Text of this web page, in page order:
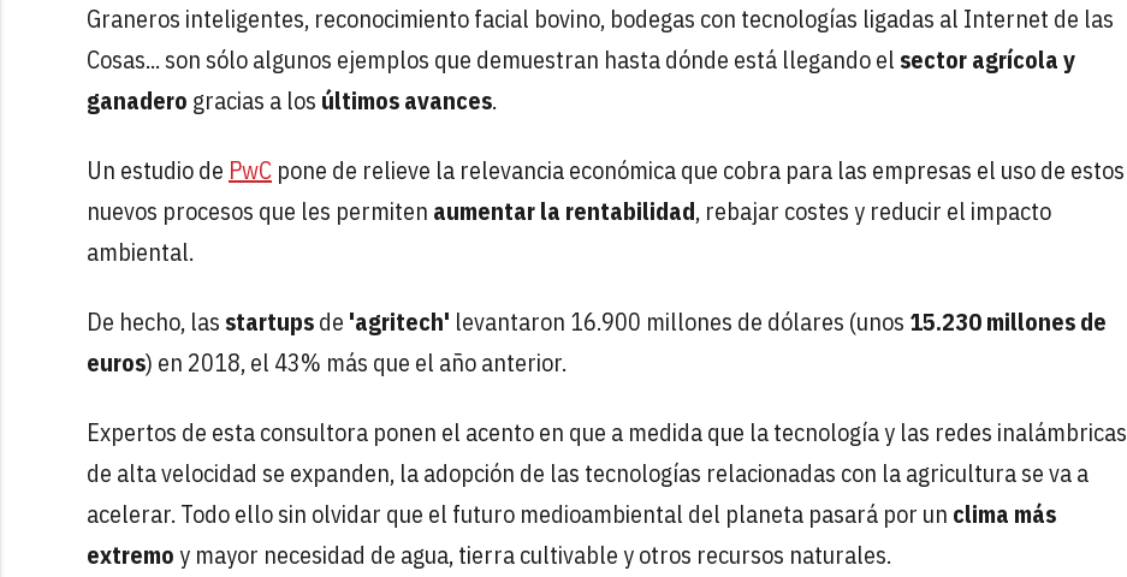
Graneros inteligentes, reconocimiento facial bovino, bodegas con tecnologías ligadas al Internet de las
Cosas... son sólo algunos ejemplos que demuestran hasta dónde está llegando el sector agrícola y
ganadero gracias a los últimos avances.
Un estudio de PwC pone de relieve la relevancia económica que cobra para las empresas el uso de estos
nuevos procesos que les permiten aumentar la rentabilidad, rebajar costes y reducir el impacto
ambiental.
De hecho, las startupsde 'agritech' levantaron 16.900 millones de dólares (unos 15.230 millones de
euros) en 2018, el 43% más que el año anterior.
Expertos de esta consultora ponen el acento en que a medida que la tecnología y las redes inalámbricas
de alta velocidad se expanden, la adopción de las tecnologías relacionadas con la agricultura se va a
acelerar. Todo ello sin olvidar que el futuro medioambiental del planeta pasará por un clima más
extremoy mayor necesidad de agua, tierra cultivable y otros recursos naturales.